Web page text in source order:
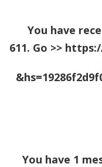
📉 You have
611. Go >>
hs=19286f2d9f0adc6fe566b548f420c13d&
🔓 You have 1